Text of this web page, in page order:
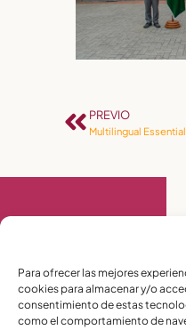
Para ofrecer las mejores
cookies para almacenar y/o
consentimiento de estas
como el comportamiento de
PREVIO